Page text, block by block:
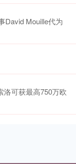
David Mouille代为
洛可获最高750万欧